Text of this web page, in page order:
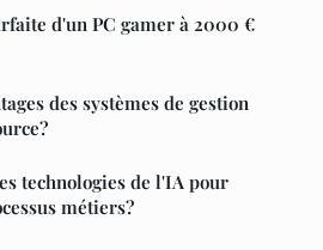
d'un PC gamer à 2000 €
des systèmes de gestion
technologies de l'IA pour
métiers?